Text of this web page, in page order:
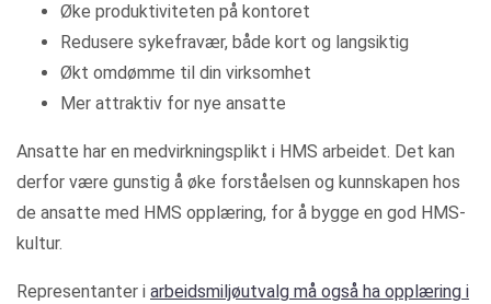
Øke produktiviteten på kontoret
Redusere sykefravær, både kort og langsiktig
Økt omdømme til din virksomhet
Mer attraktiv for nye ansatte
Ansatte har en medvirkningsplikt i HMS arbeidet. Det kan
derfor være gunstig å øke forståelsen og kunnskapen hos
de ansatte med HMS opplæring, for å bygge en god HMS-
kultur.
Representanter i arbeidsmiljøutvalg må også ha opplæring i